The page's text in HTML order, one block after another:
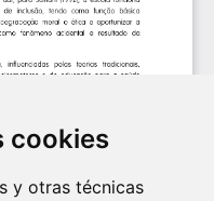
cookies
y otras técnicas